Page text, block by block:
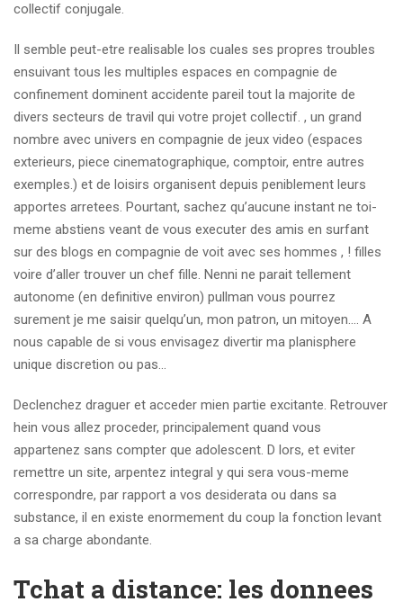
collectif conjugale.
Il semble peut-etre realisable los cuales ses propres troubles
ensuivant tous les multiples espaces en compagnie de
confinement dominent accidente pareil tout la majorite de
divers secteurs de travil qui votre projet collectif. , un grand
nombre avec univers en compagnie de jeux video (espaces
exterieurs, piece cinematographique, comptoir, entre autres
exemples.) et de loisirs organisent depuis peniblement leurs
apportes arretees. Pourtant, sachez qu’aucune instant ne toi-
meme abstiens veant de vous executer des amis en surfant
sur des blogs en compagnie de voit avec ses hommes , ! filles
voire d’aller trouver un chef fille. Nenni ne parait tellement
autonome (en definitive environ) pullman vous pourrez
surement je me saisir quelqu’un, mon patron, un mitoyen…. A
nous capable de si vous envisagez divertir ma planisphere
unique discretion ou pas…
Declenchez draguer et acceder mien partie excitante. Retrouver
hein vous allez proceder, principalement quand vous
appartenez sans compter que adolescent. D lors, et eviter
remettre un site, arpentez integral y qui sera vous-meme
correspondre, par rapport a vos desiderata ou dans sa
substance, il en existe enormement du coup la fonction levant
a sa charge abondante.
Tchat a distance: les donnees